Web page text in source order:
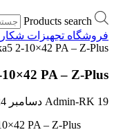
Products search
فروشگاه تجهیزات
2-10×42 PA – Z-Plus
PA – Z-Plus
Admin-RK 19 دسامبر 2024
PA – Z-Plus